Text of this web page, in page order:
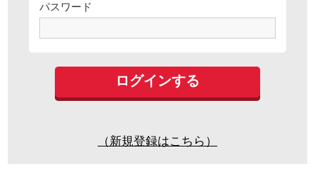
パスワード
（新規登録はこちら）